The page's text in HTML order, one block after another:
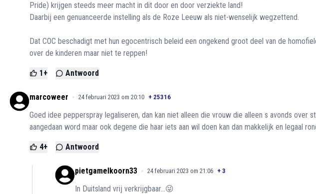
Pride) krijgen steeds meer macht in dit door en door verziekte land!
Daarbij een genuanceerde instelling als de Roze Leeuw als niet-wenselijk wegzettend.
Dat COC beschadigt met hun egocentrisch beleid een ongekend groot deel van de
over de kinderen maar niet te reppen!
1+ Antwoord
marcoweer 24 februari 2023 om 20:10 + 25316
Goed idee pepperspray legaliseren, dan kan niet alleen die vrouw die alleen s avonds over
aangedaan word maar ook degene die haar iets aan wil doen kan dan makkelijk en legaal
4+ Antwoord
pietgamelkoorn33 24 februari 2023 om 21:06 + 3
In Duitsland vrij verkrijgbaar…😜